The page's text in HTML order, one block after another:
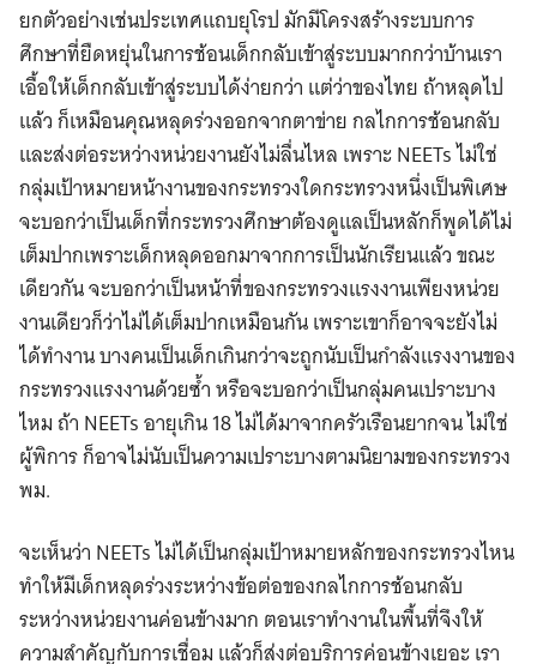
ยกตัวอย่างเช่นประเทศแถบยุโรป มักมีโครงสร้างระบบการ
ศึกษาที่ยืดหยุ่นในการช้อนเด็กกลับเข้าสู่ระบบมากกว่าบ้านเรา
เอื้อให้เด็กกลับเข้าสู่ระบบได้ง่ายกว่า แต่ว่าของไทย ถ้าหลุดไป
แล้ว ก็เหมือนคุณหลุดร่วงออกจากตาข่าย กลไกการช้อนกลับ
และส่งต่อระหว่างหน่วยงานยังไม่ลื่นไหล เพราะ NEETs ไม่ใช่
กลุ่มเป้าหมายหน้างานของกระทรวงใดกระทรวงหนึ่งเป็นพิเศษ
จะบอกว่าเป็นเด็กที่กระทรวงศึกษาต้องดูแลเป็นหลักก็พูดได้ไม่
เต็มปากเพราะเด็กหลุดออกมาจากการเป็นนักเรียนแล้ว ขณะ
เดียวกัน จะบอกว่าเป็นหน้าที่ของกระทรวงแรงงานเพียงหน่วย
งานเดียวก็ว่าไม่ได้เต็มปากเหมือนกัน เพราะเขาก็อาจจะยังไม่
ได้ทํางาน บางคนเป็นเด็กเกินกว่าจะถูกนับเป็นกำลังแรงงานของ
กระทรวงแรงงานด้วยซ้ำ หรือจะบอกว่าเป็นกลุ่มคนเปราะบาง
ไหม ถ้า NEETs อายุเกิน 18 ไม่ได้มาจากครัวเรือนยากจน ไม่ใช่
ผู้พิการ ก็อาจไม่นับเป็นความเปราะบางตามนิยามของกระทรวง
พม.
จะเห็นว่า NEETs ไม่ได้เป็นกลุ่มเป้าหมายหลักของกระทรวงไหน
ทำให้มีเด็กหลุดร่วงระหว่างข้อต่อของกลไกการช้อนกลับ
ระหว่างหน่วยงานค่อนข้างมาก ตอนเราทํางานในพื้นที่จึงให้
ความสําคัญกับการเชื่อม แล้วก็ส่งต่อบริการค่อนข้างเยอะ เรา